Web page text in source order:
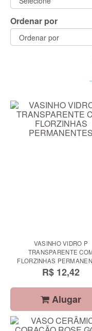
Ordenar por
VASINHO VIDRO P
TRANSPARENTE
FLORZINHAS
R$ 12,42
Alugar